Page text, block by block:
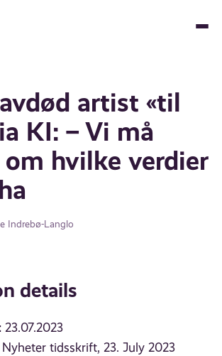
artist «til
KI: – Vi må
om hvilke verdier
Indrebø-Langlo
details
23.07.2023
tidsskrift, 23. July 2023